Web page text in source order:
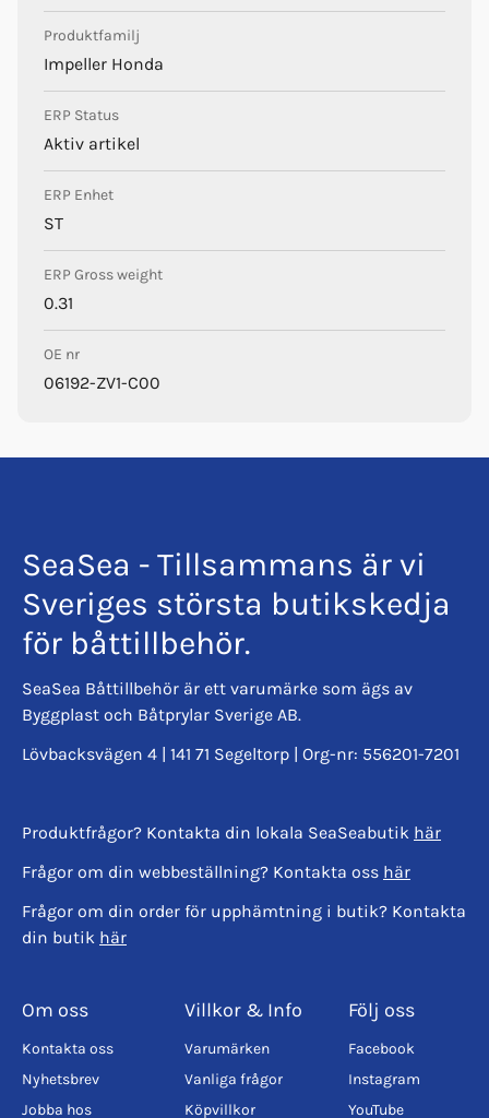
Produktfamilj
Impeller Honda
ERP Status
Aktiv artikel
ERP Enhet
ST
ERP Gross weight
0.31
OE nr
06192-ZV1-C00
SeaSea - Tillsammans är vi
Sveriges största butikskedja
för båttillbehör.
SeaSea Båttillbehör är ett varumärke som ägs av
Byggplast och Båtprylar Sverige AB.
Lövbacksvägen 4 | 141 71 Segeltorp | Org-nr: 556201-7201
Produktfrågor? Kontakta din lokala SeaSeabutik här
Frågor om din webbeställning? Kontakta oss här
Frågor om din order för upphämtning i butik? Kontakta
din butik här
Om oss
Kontakta oss
Nyhetsbrev
Jobba hos
Villkor & Info
Varumärken
Vanliga frågor
Köpvillkor
Följ oss
Facebook
Instagram
YouTube